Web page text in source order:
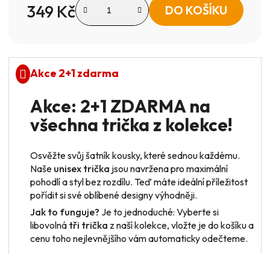
349 Kč DO KOŠÍKU
Akce 2+1 zdarma
Akce: 2+1 ZDARMA na
všechna trička z kolekce!
Osvěžte svůj šatník kousky, které sednou každému.
Naše unisex trička jsou navržena pro maximální
pohodlí a styl bez rozdílu. Teď máte ideální příležitost
pořídit si své oblíbené designy výhodněji.
Jak to funguje? Je to jednoduché: Vyberte si
libovolná tři trička z naší kolekce, vložte je do košíku a
cenu toho nejlevnějšího vám automaticky odečteme.